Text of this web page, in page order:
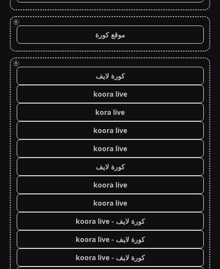
!
موقع كورة
!
كورة لايف
koora live
kora live
koora live
koora live
كورة لايف
koora live
koora live
كورة لايف - koora live
كورة لايف - koora live
كورة لايف - koora live